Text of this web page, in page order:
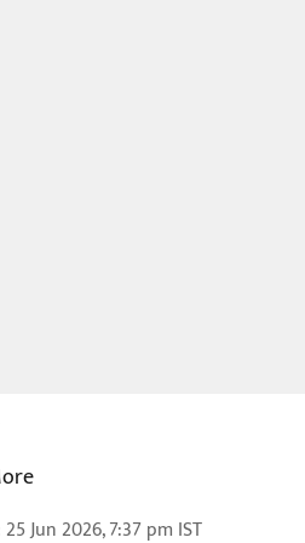
25 Jun 2026, 7:37 pm IST